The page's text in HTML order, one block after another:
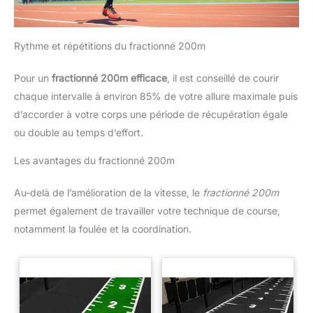
Rythme et répétitions du fractionné 200m
Pour un fractionné 200m efficace , il est conseillé de courir
chaque intervalle à environ 85% de votre allure maximale puis
d’accorder à votre corps une période de récupération égale
ou double au temps d’effort.
Les avantages du fractionné 200m
Au-delà de l’amélioration de la vitesse, le fractionné 200m
permet également de travailler votre technique de course,
notamment la foulée et la coordination.